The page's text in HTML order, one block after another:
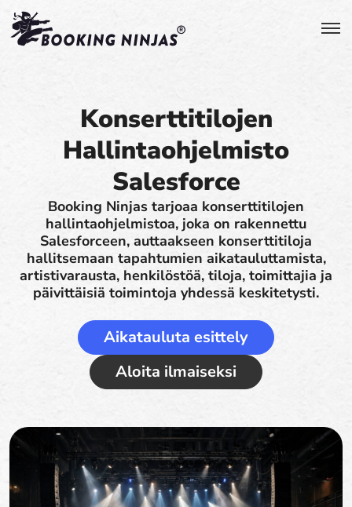
Konserttitilojen
Hallintaohjelmisto
Salesforce
Booking Ninjas tarjoaa konserttitilojen
hallintaohjelmistoa, joka on rakennettu
Salesforceen, auttaakseen konserttitiloja
hallitsemaan tapahtumien aikatauluttamista,
artistivarausta, henkilöstöä, tiloja, toimittajia ja
päivittäisiä toimintoja yhdessä keskitetysti.
Aikatauluta esittely
Aloita ilmaiseksi